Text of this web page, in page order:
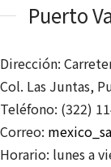
Puerto
Dirección:
Col. Las Juntas,
Teléfono: (322)
Correo:
Horario: lunes a